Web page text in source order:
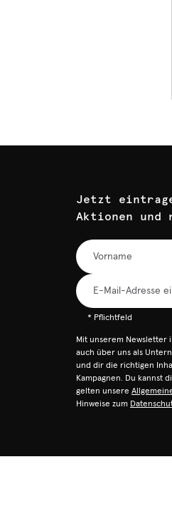
Jetzt
Aktionen und
* Pflichtfeld
Mit unserem
auch über uns als
und dir die richtigen
Kampagnen. Du kannst
gelten unsere
Hinweise zum